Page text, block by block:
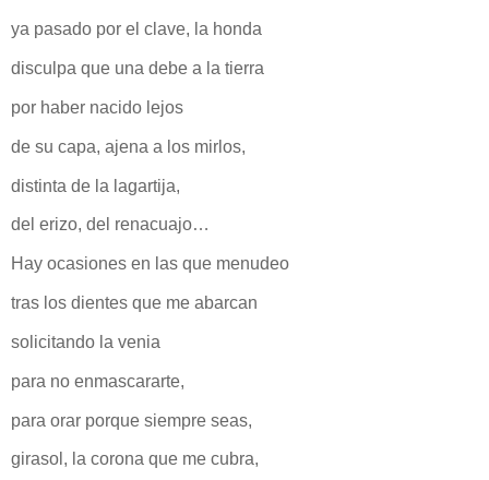
ya pasado por el clave, la honda
disculpa que una debe a la tierra
por haber nacido lejos
de su capa, ajena a los mirlos,
distinta de la lagartija,
del erizo, del renacuajo…
Hay ocasiones en las que menudeo
tras los dientes que me abarcan
solicitando la venia
para no enmascararte,
para orar porque siempre seas,
girasol, la corona que me cubra,